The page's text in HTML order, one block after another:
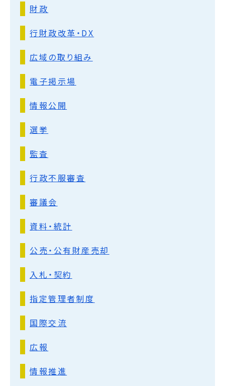
財政
行財政改革・DX
広域の取り組み
電子掲示場
情報公開
選挙
監査
行政不服審査
審議会
資料・統計
公売・公有財産売却
入札・契約
指定管理者制度
国際交流
広報
情報推進